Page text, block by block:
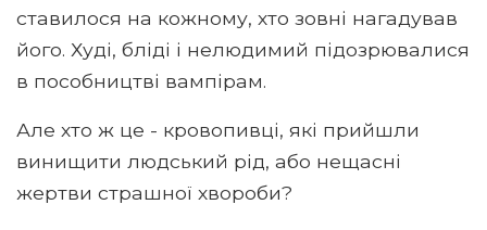
ставилося на кожному, хто зовні нагадував
його. Худі, бліді і нелюдимий підозрювалися
в пособництві вампірам.
Але хто ж це - кровопивці, які прийшли
винищити людський рід, або нещасні
жертви страшної хвороби?